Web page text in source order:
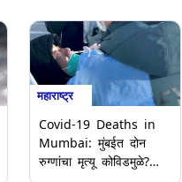
महाराष्ट्र
Covid-19 Deaths in
Mumbai: मुंबईत दोन
रुग्णांचा मृत्यू कोविडमुळे?